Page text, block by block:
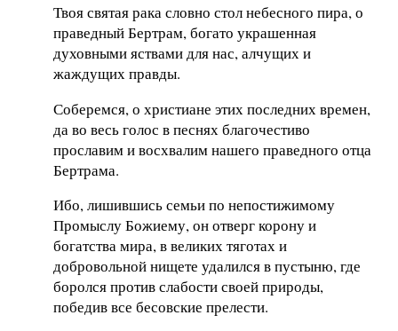
Твоя святая рака словно стол небесного пира, о
праведный Бертрам, богато украшенная
духовными яствами для нас, алчущих и
жаждущих правды.
Соберемся, о христиане этих последних времен,
да во весь голос в песнях благочестиво
прославим и восхвалим нашего праведного отца
Бертрама.
Ибо, лишившись семьи по непостижимому
Промыслу Божиему, он отверг корону и
богатства мира, в великих тяготах и
добровольной нищете удалился в пустыню, где
боролся против слабости своей природы,
победив все бесовские прелести.